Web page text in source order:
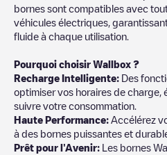
bornes sont compatibles avec
véhicules électriques,
fluide à chaque utilisation.
Pourquoi choisir Wallbox ?
Recharge Intelligente: Des
optimiser vos horaires de charge,
suivre votre consommation.
Haute Performance: Accélérez
à des bornes puissantes et
Prêt pour l'Avenir: Les bornes